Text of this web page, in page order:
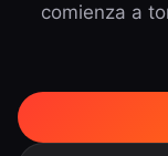
comienza a